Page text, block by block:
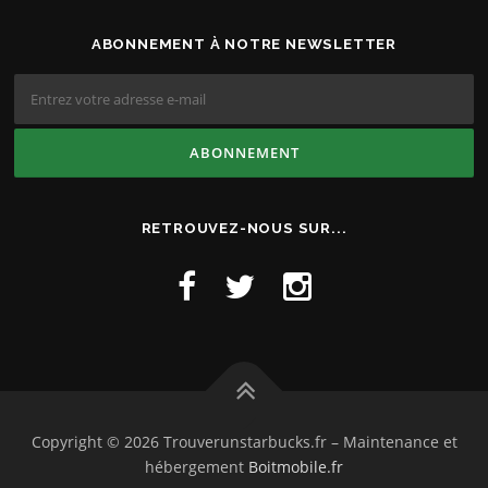
ABONNEMENT À NOTRE NEWSLETTER
RETROUVEZ-NOUS SUR...
Copyright © 2026 Trouverunstarbucks.fr – Maintenance et
hébergement Boitmobile.fr